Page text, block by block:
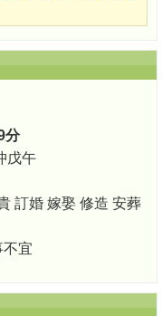
分
戊午
訂婚 嫁娶 修造 安葬
不宜